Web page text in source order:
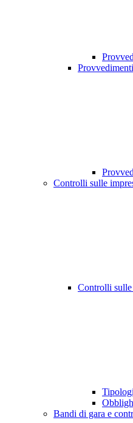
Controlli sulle
Controlli sulle
Bandi di gara e